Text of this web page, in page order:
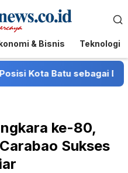
& Bisnis Teknologi
Batu sebagai Destinasi
ke-80,
Sukses